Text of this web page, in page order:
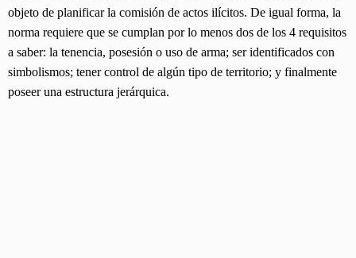
objeto de planificar la comisión de actos ilícitos. De igual forma, la
norma requiere que se cumplan por lo menos dos de los 4 requisitos
a saber: la tenencia, posesión o uso de arma; ser identificados con
simbolismos; tener control de algún tipo de territorio; y finalmente
poseer una estructura jerárquica.